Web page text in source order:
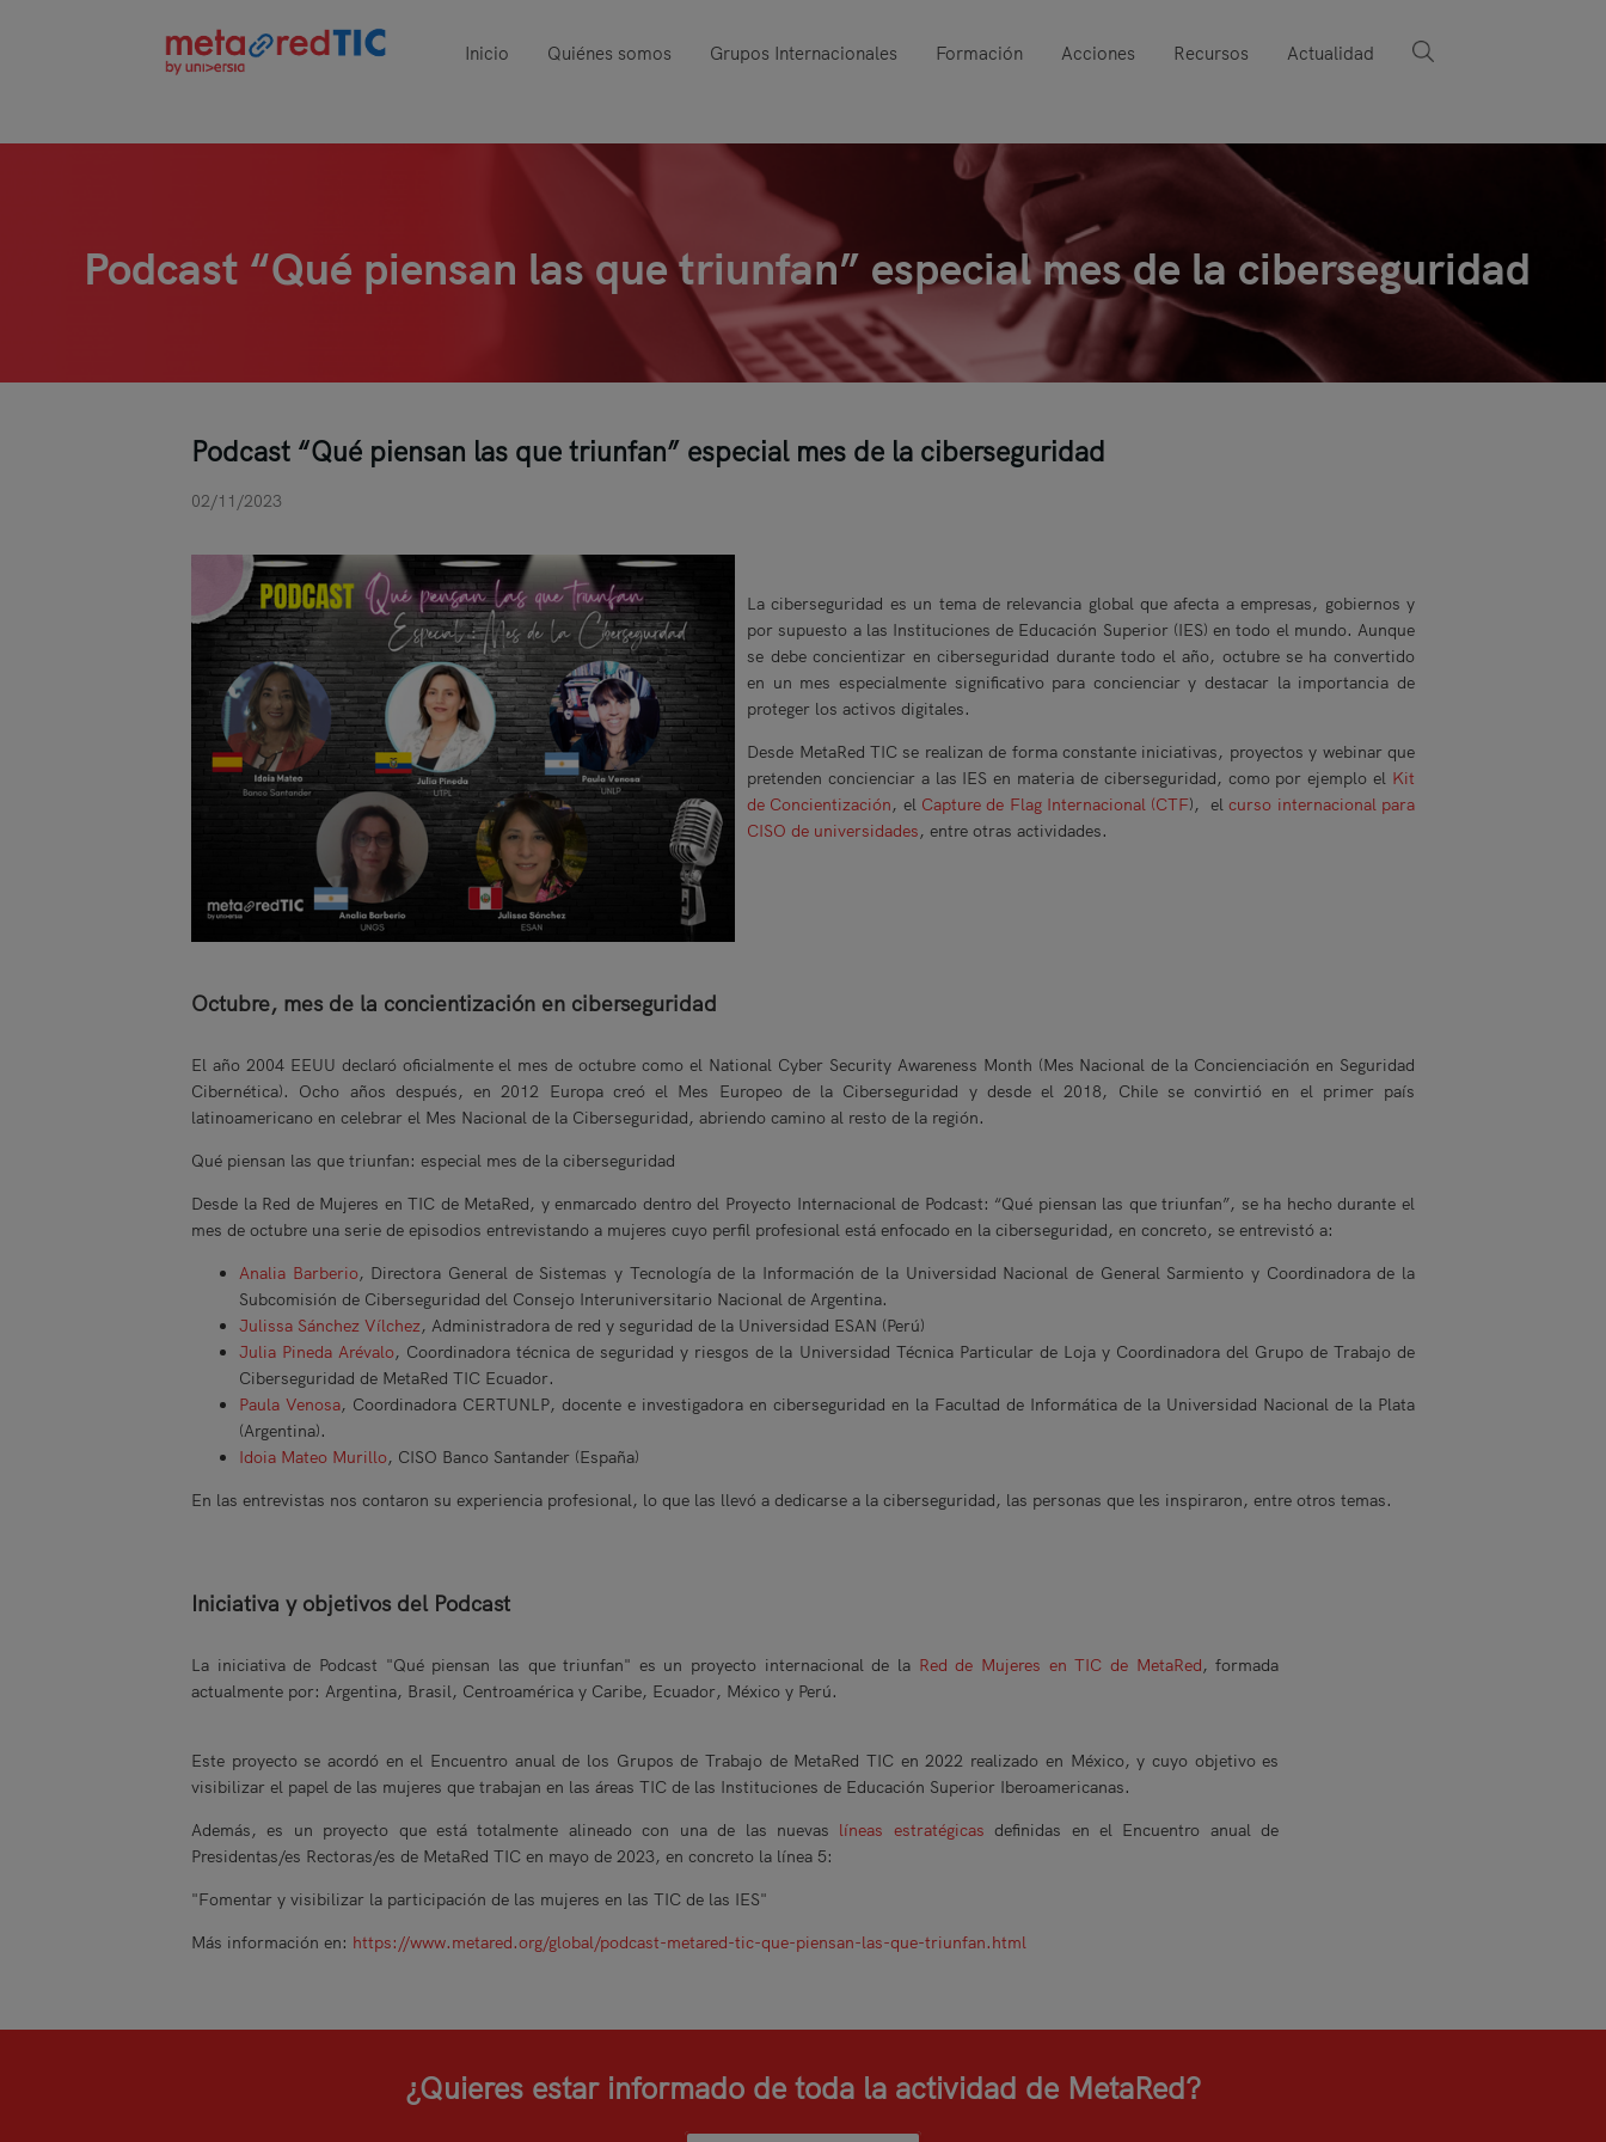
Inicio Quiénes somos Grupos Internacionales Formación Acciones Recursos Actualidad
Podcast “Qué piensan las que triunfan” especial mes de la ciberseguridad
Podcast “Qué piensan las que triunfan” especial mes de la ciberseguridad
02/11/2023
La ciberseguridad es un tema de relevancia global que afecta a empresas, gobiernos y
por supuesto a las Instituciones de Educación Superior (IES) en todo el mundo. Aunque
se debe concientizar en ciberseguridad durante todo el año, octubre se ha convertido
en un mes especialmente significativo para concienciar y destacar la importancia de
proteger los activos digitales.
Desde MetaRed TIC se realizan de forma constante iniciativas, proyectos y webinar que
pretenden concienciar a las IES en materia de ciberseguridad, como por ejemplo el Kit
de Concientización, el Capture de Flag Internacional (CTF), elcurso internacional para
CISO de universidades, entre otras actividades.
Octubre, mes de la concientización en ciberseguridad
El año 2004 EEUU declaró oficialmente el mes de octubre como el National Cyber Security Awareness Month (Mes Nacional de la Concienciación en Seguridad
Cibernética). Ocho años después, en 2012 Europa creó el Mes Europeo de la Ciberseguridad y desde el 2018, Chile se convirtió en el primer país
latinoamericano en celebrar el Mes Nacional de la Ciberseguridad, abriendo camino al resto de la región.
Qué piensan las que triunfan: especial mes de la ciberseguridad
Desde la Red de Mujeres en TIC de MetaRed, y enmarcado dentro del Proyecto Internacional de Podcast: “Qué piensan las que triunfan”, se ha hecho durante el
mes de octubre una serie de episodios entrevistando a mujeres cuyo perfil profesional está enfocado en la ciberseguridad, en concreto, se entrevistó a:
Analia Barberio, Directora General de Sistemas y Tecnología de la Información de la Universidad Nacional de General Sarmiento y Coordinadora de la
Subcomisión de Ciberseguridad del Consejo Interuniversitario Nacional de Argentina.
Julissa Sánchez Vílchez, Administradora de red y seguridad de la Universidad ESAN (Perú)
Julia Pineda Arévalo, Coordinadora técnica de seguridad y riesgos de la Universidad Técnica Particular de Loja y Coordinadora del Grupo de Trabajo de
Ciberseguridad de MetaRed TIC Ecuador.
Paula Venosa, Coordinadora CERTUNLP, docente e investigadora en ciberseguridad en la Facultad de Informática de la Universidad Nacional de la Plata
(Argentina).
Idoia Mateo Murillo, CISO Banco Santander (España)
En las entrevistas nos contaron su experiencia profesional, lo que las llevó a dedicarse a la ciberseguridad, las personas que les inspiraron, entre otros temas.
Iniciativa y objetivos del Podcast
La iniciativa de Podcast "Qué piensan las que triunfan" es un proyecto internacional de la Red de Mujeres en TIC de MetaRed, formada
actualmente por: Argentina, Brasil, Centroamérica y Caribe, Ecuador, México y Perú.
Este proyecto se acordó en el Encuentro anual de los Grupos de Trabajo de MetaRed TIC en 2022 realizado en México, y cuyo objetivo es
visibilizar el papel de las mujeres que trabajan en las áreas TIC de las Instituciones de Educación Superior Iberoamericanas.
Además, es un proyecto que está totalmente alineado con una de las nuevas líneas estratégicas definidas en el Encuentro anual de
Presidentas/es Rectoras/es de MetaRed TIC en mayo de 2023, en concreto la línea 5:
"Fomentar y visibilizar la participación de las mujeres en las TIC de las IES"
Más información en: https://www.metared.org/global/podcast-metared-tic-que-piensan-las-que-triunfan.html
¿Quieres estar informado de toda la actividad de MetaRed?